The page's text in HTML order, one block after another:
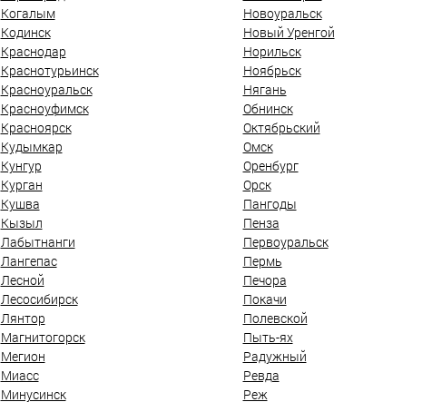
Когалым
Кодинск
Краснодар
Краснотурьинск
Красноуральск
Красноуфимск
Красноярск
Кудымкар
Кунгур
Курган
Кушва
Кызыл
Лабытнанги
Лангепас
Лесной
Лесосибирск
Лянтор
Магнитогорск
Мегион
Миасс
Минусинск
Новоуральск
Новый Уренгой
Норильск
Ноябрьск
Нягань
Обнинск
Октябрьский
Омск
Оренбург
Орск
Пангоды
Пенза
Первоуральск
Пермь
Печора
Покачи
Полевской
Пыть-ях
Радужный
Ревда
Реж